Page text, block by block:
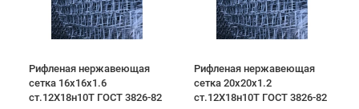
Рифленая нержавеющая
сетка 16х16х1.6
ст.12Х18н10Т ГОСТ 3826-82
Рифленая нержавеющая
сетка 20х20х1.2
ст.12Х18н10Т ГОСТ 3826-82